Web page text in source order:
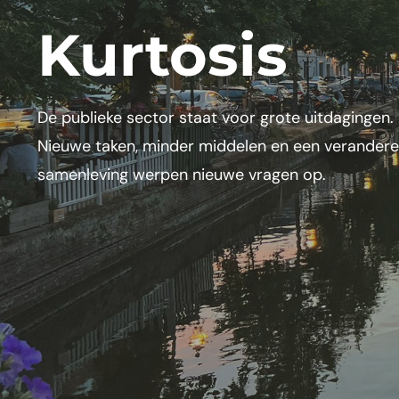
Kurtosis
De publieke sector staat voor grote uitdagingen.
Nieuwe taken, minder middelen en een
samenleving werpen nieuwe vragen op.